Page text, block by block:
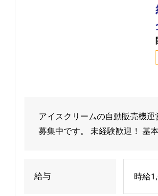
アイスクリームの自動販売機
募集中です。 未経験歓迎！ 基
給与 時給